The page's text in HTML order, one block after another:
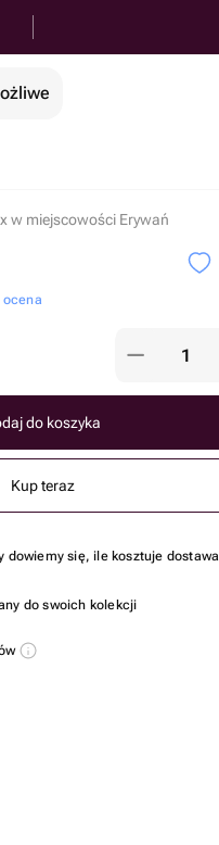
w miejscowości Erywań
ocena
do koszyka
Kup teraz
dowiemy się, ile kosztuje dostawa
do swoich kolekcji